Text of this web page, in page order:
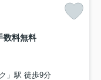
数料無料
」駅 徒歩9分